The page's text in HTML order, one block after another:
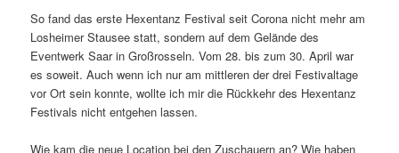
So fand das erste Hexentanz Festival seit Corona nicht mehr am
Losheimer Stausee statt, sondern auf dem Gelände des
Eventwerk Saar in Großrosseln. Vom 28. bis zum 30. April war
es soweit. Auch wenn ich nur am mittleren der drei Festivaltage
vor Ort sein konnte, wollte ich mir die Rückkehr des Hexentanz
Festivals nicht entgehen lassen.
Wie kam die neue Location bei den Zuschauern an? Wie haben